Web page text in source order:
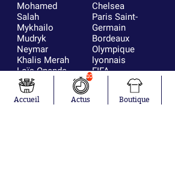
Mohamed
Salah
Mykhailo
Mudryk
Neymar
Khalis Merah
Loïs Openda
Moussa
Niakhaté
Nicolás
Chelsea
Paris Saint-
Germain
Bordeaux
Olympique
lyonnais
FIFA
Real Madrid
RC Strasbourg
AC Milan
Accueil
10
Actus Boutique